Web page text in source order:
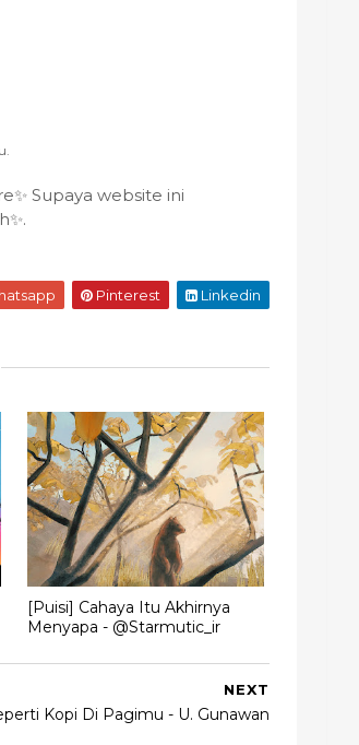
Supaya website ini
Pinterest Linkedin
[Puisi] Cahaya Itu Akhirnya
Menyapa - @Starmutic_ir
NEXT
Kopi Di Pagimu - U. Gunawan